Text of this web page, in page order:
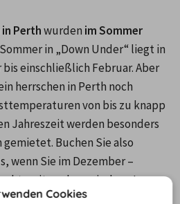
Perth wurden im Sommer
in „Down Under“ liegt in
einschließlich Februar. Aber
herrschen in Perth noch
von bis zu knapp
Jahreszeit werden besonders
Buchen Sie also
wenn Sie im Dezember –
– oder zwischen Januar
mieten möchten! Dank
Cookies